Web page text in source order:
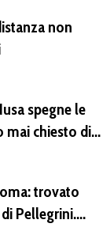
non
spegne le
mai chiesto di
scrivere
trovato
Pellegrini.
anno